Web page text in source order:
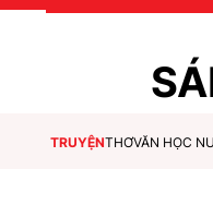
TRUYỆNTHƠVĂN HỌC